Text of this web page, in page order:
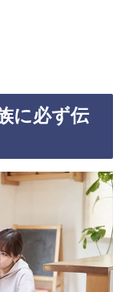
に必ず伝